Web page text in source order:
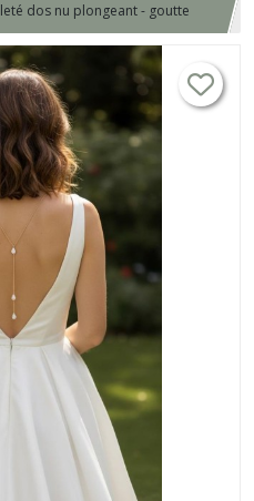
dos nu plongeant - goutte
- bijou de dos nu pour les